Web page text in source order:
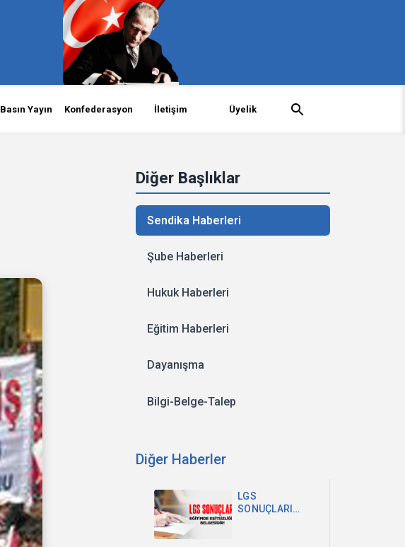
Basın Yayın Konfederasyon İletişim Üyelik
Diğer Başlıklar
Sendika Haberleri
Şube Haberleri
Hukuk Haberleri
Eğitim Haberleri
Dayanışma
Bilgi-Belge-Talep
Diğer Haberler
LGS
SONUÇLARI